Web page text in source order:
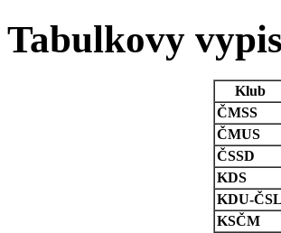
Tabulkovy vypis
Klub
ČMSS
ČMUS
ČSSD
KDS
KDU-ČSL
KSČM